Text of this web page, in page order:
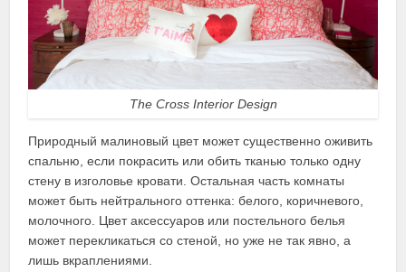
The Cross Interior Design
Природный малиновый цвет может существенно оживить
спальню, если покрасить или обить тканью только одну
стену в изголовье кровати. Остальная часть комнаты
может быть нейтрального оттенка: белого, коричневого,
молочного. Цвет аксессуаров или постельного белья
может перекликаться со стеной, но уже не так явно, а
лишь вкраплениями.